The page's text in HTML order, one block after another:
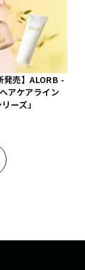
発売】ALORB -
アケアライン
ーズ」